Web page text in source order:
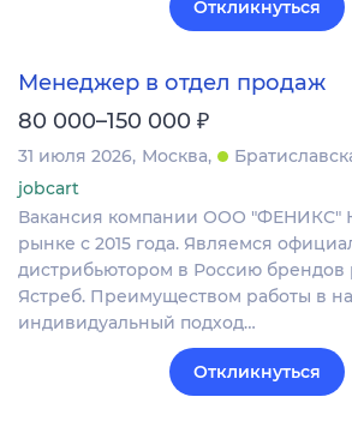
Откликнуться
Менеджер в отдел продаж
80 000–150 000 ₽
31 июля 2026 Москва
jobcart
Вакансия компании ООО "ФЕНИКС"
рынке с 2015 года. Являемся
дистрибьютором в Россию брендов
Ястреб. Преимуществом работы в
индивидуальный подход…
Откликнуться